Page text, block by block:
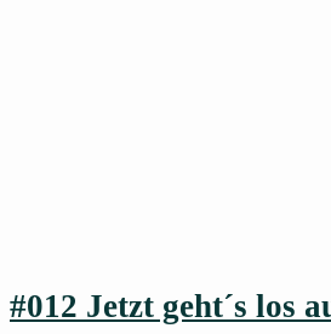
#012 Jetzt geht´s los